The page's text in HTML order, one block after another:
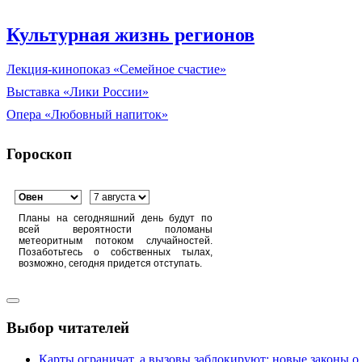
Культурная жизнь регионов
Лекция-кинопоказ «Семейное счастие»
Выставка «Лики России»
Опера «Любовный напиток»
Гороскоп
Планы на сегодняшний день будут по
всей вероятности поломаны
метеоритным потоком случайностей.
Позаботьтесь о собственных тылах,
возможно, сегодня придется отступать.
Выбор читателей
Карты ограничат, а вызовы заблокируют: новые законы